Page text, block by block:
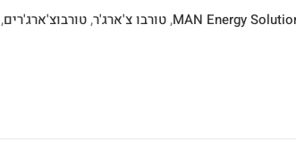
MAN Energy
,טורבו צ'ארג'ר,טורבוצ'ארג'רים,